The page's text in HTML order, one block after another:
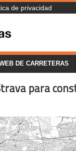
de privacidad
DE CARRETERAS
para